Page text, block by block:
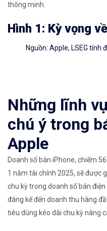
thông minh.
Hình 1: Kỳ vọng
Nguồn: Apple, LSEG tính
Những lĩnh
chú ý trong
Apple
Doanh số bán iPhone, chiếm
1 năm tài chính 2025, sẽ được
chu kỳ trong doanh số bán
đáng kể đến doanh thu hàng
tiêu dùng kéo dài chu kỳ nâng